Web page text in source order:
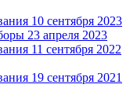
10 сентября 2023
23 апреля 2023
11 сентября 2022
19 сентября 2021